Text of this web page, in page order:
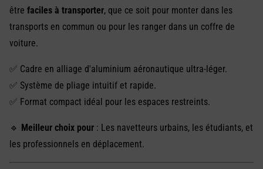
être faciles à transporter, que ce soit pour monter dans les
transports en commun ou pour les ranger dans un coffre de
voiture.
✅ Cadre en alliage d'aluminium aéronautique ultra-léger.
✅ Système de pliage intuitif et rapide.
✅ Format compact idéal pour les espaces restreints.
🔹 Meilleur choix pour : Les navetteurs urbains, les étudiants, et
les professionnels en déplacement.